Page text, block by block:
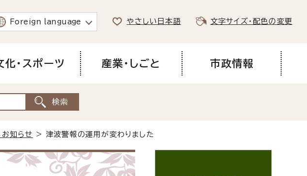
Foreign language やさしい日本語 文字サイズ・配色の変更
化・スポーツ 産業・しごと 市政情報
知らせ > 津波警報の運用が変わりました